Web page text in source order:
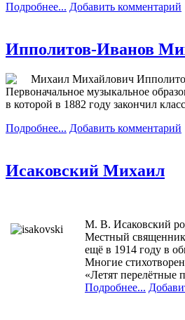
Подробнее... Добавить комментарий
Ипполитов-Иванов
Михаил Михайлович
Первоначальное музыкальное
в которой в 1882 году закончил
Подробнее... Добавить комментарий
Исаковский Михаил
М. В. Исаковский
Местный священник
ещё в 1914 году в
Многие
«Летят перелётные
Подробнее...